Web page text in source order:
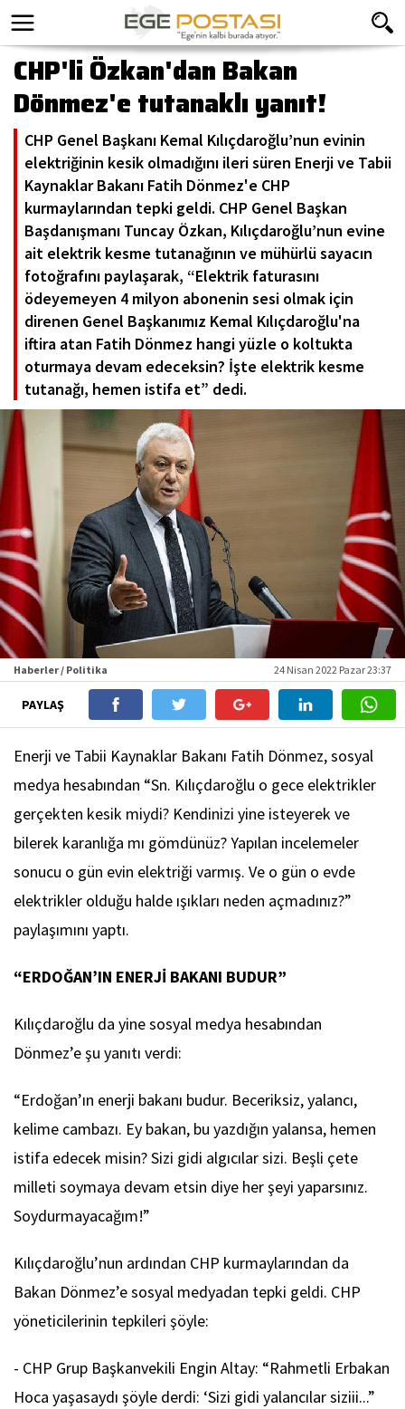
CHP'li Özkan'dan Bakan
Dönmez'e tutanaklı yanıt!
CHP Genel Başkanı Kemal Kılıçdaroğlu’nun evinin
elektriğinin kesik olmadığını ileri süren Enerji ve Tabii
Kaynaklar Bakanı Fatih Dönmez'e CHP
kurmaylarından tepki geldi. CHP Genel Başkan
Başdanışmanı Tuncay Özkan, Kılıçdaroğlu’nun evine
ait elektrik kesme tutanağının ve mühürlü sayacın
fotoğrafını paylaşarak, “Elektrik faturasını
ödeyemeyen 4 milyon abonenin sesi olmak için
direnen Genel Başkanımız Kemal Kılıçdaroğlu'na
iftira atan Fatih Dönmez hangi yüzle o koltukta
oturmaya devam edeceksin? İşte elektrik kesme
tutanağı, hemen istifa et” dedi.
Haberler / Politika 24 Nisan 2022 Pazar 23:37
PAYLAŞ
Enerji ve Tabii Kaynaklar Bakanı Fatih Dönmez, sosyal
medya hesabından “Sn. Kılıçdaroğlu o gece elektrikler
gerçekten kesik miydi? Kendinizi yine isteyerek ve
bilerek karanlığa mı gömdünüz? Yapılan incelemeler
sonucu o gün evin elektriği varmış. Ve o gün o evde
elektrikler olduğu halde ışıkları neden açmadınız?”
paylaşımını yaptı.
“ERDOĞAN’IN ENERJİ BAKANI BUDUR”
Kılıçdaroğlu da yine sosyal medya hesabından
Dönmez’e şu yanıtı verdi:
“Erdoğan’ın enerji bakanı budur. Beceriksiz, yalancı,
kelime cambazı. Ey bakan, bu yazdığın yalansa, hemen
istifa edecek misin? Sizi gidi algıcılar sizi. Beşli çete
milleti soymaya devam etsin diye her şeyi yaparsınız.
Soydurmayacağım!”
Kılıçdaroğlu’nun ardından CHP kurmaylarından da
Bakan Dönmez’e sosyal medyadan tepki geldi. CHP
yöneticilerinin tepkileri şöyle:
- CHP Grup Başkanvekili Engin Altay: “Rahmetli Erbakan
Hoca yaşasaydı şöyle derdi: ‘Sizi gidi yalancılar siziii...”